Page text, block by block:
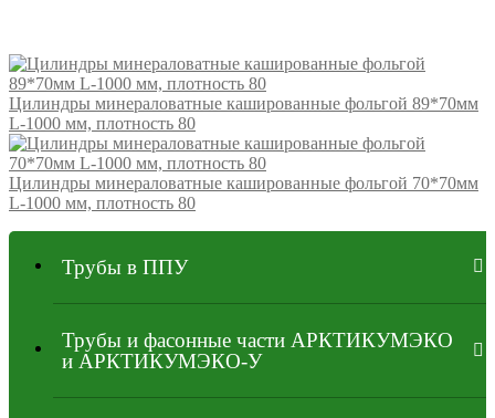
Цилиндры минераловатные кашированные фольгой 89*70мм
L-1000 мм, плотность 80
Цилиндры минераловатные кашированные фольгой 70*70мм
L-1000 мм, плотность 80
Трубы в ППУ
Трубы и фасонные части АРКТИКУМЭКО
и АРКТИКУМЭКО-У